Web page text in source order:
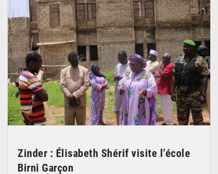
Zinder : Élisabeth Shérif visite l’école
Birni Garçon